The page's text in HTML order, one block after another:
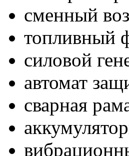
сменный
топливный
силовой
автомат
сварная